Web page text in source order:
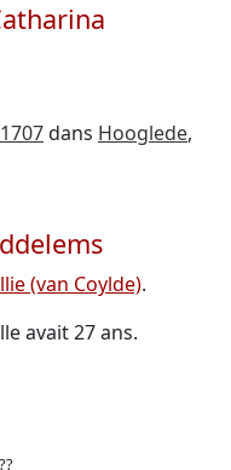
dans Hooglede,
(van Coylde).
avait 27 ans.